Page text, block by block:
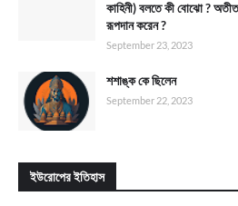
কাহিনী) বলতে কী বোঝো ? অতীত
রূপদান করেন ?
September 23, 2023
শশাঙ্ক কে ছিলেন
September 22, 2023
ইউরোপের ইতিহাস